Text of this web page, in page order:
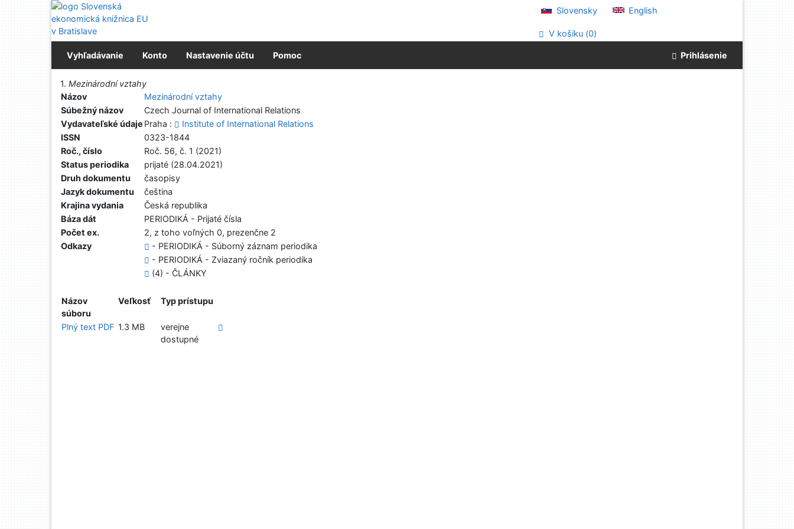
Prejsť na obsah
Prejsť na menu
Prehlásenie o webovej prístupnosti
Slovensky English
V košíku (0)
Vyhľadávanie Konto Nastavenie účtu Pomoc Prihlásenie
Vytlačiť
1. Mezinárodní vztahy
Názov
Mezinárodní vztahy
Súbežný názov
Czech Journal of International Relations
Vydavateľské údaje Praha :
Institute of International Relations
ISSN
0323-1844
Roč., číslo
Roč. 56, č. 1 (2021)
Status periodika
prijaté (28.04.2021)
Druh dokumentu
časopisy
Jazyk dokumentu
čeština
Krajina vydania
Česká republika
Báza dát
PERIODIKÁ - Prijaté čísla
Počet ex.
2, z toho voľných 0, prezenčne 2
Odkazy
- PERIODIKÁ - Súborný záznam periodika
- PERIODIKÁ - Zviazaný ročník periodika
(4) - ČLÁNKY
Názov
súboru
Veľkosť Typ prístupu
Plný text PDF 1.3 MB
verejne
dostupné